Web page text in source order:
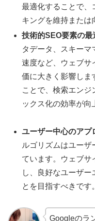
最適化することで、
キングを維持または
技術的SEO要素の最
タデータ、スキーマ
速度など、ウェブサ
価に大きく影響しま
ことで、検索エン
ックス化の効率が向
ユーザー中心のアプ
ルゴリズムはユーザ
ています。ウェブサ
し、良好なユーザー
とを目指すべきです。
Googleのラ